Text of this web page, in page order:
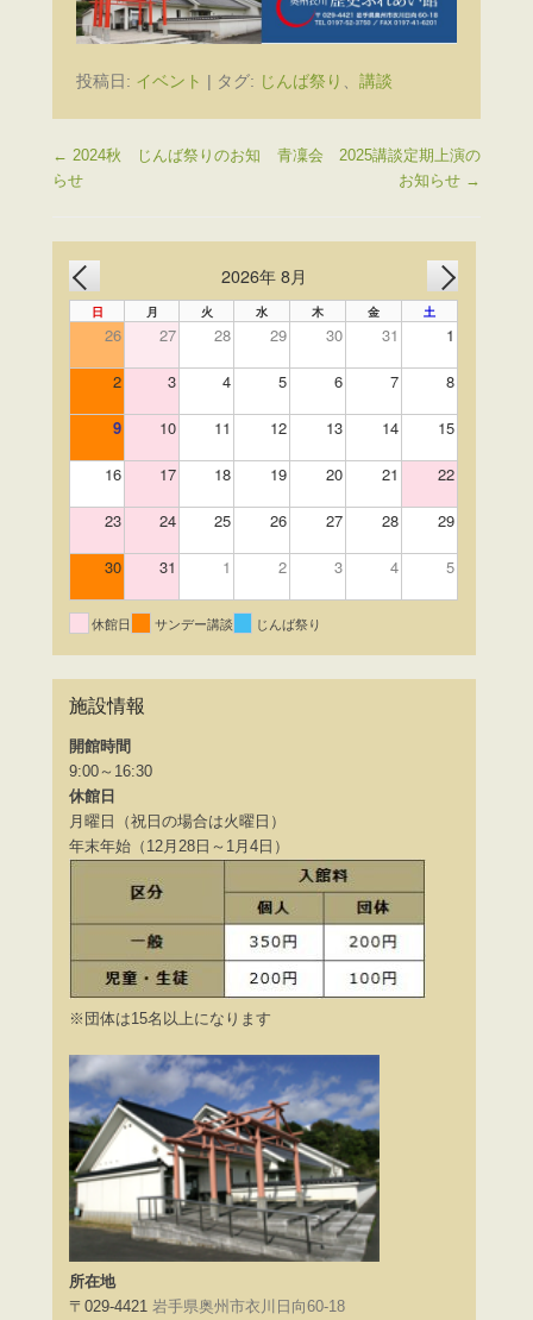
投稿日: イベント | タグ: じんば祭り 講談
投稿ナビゲーション
← 2024秋 じんば祭りのお知
らせ
青凜会 2025講談定期上演の
お知らせ →
PREV
2026年 8月
NEXT
日 月 火 水 木 金 土
26 27 28 29 30 31 1
2 3 4 5 6 7 8
9 10 11 12 13 14 15
16 17 18 19 20 21 22
23 24 25 26 27 28 29
30 31 1 2 3 4 5
休館日 サンデー講談 じんば祭り
施設情報
開館時間
9:00～16:30
休館日
月曜日（祝日の場合は火曜日）
年末年始（12月28日～1月4日）
※団体は15名以上になります
所在地
〒029-4421岩手県奥州市衣川日向60-18